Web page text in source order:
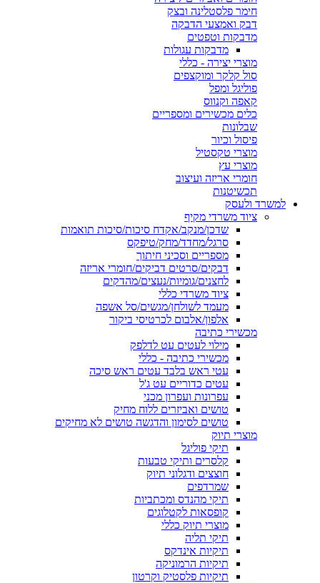
חימר פלסטלינה ובצק
דבק ואמצעי הדבקה
מדבקות וטפטים
מדבקות עגולות
מוצרי יצירה - כללי
סול קלקר ומוקצפים
פוליגל ומפל
קאפה וקנווס
כלים מכשירים ומספריים
שבלונות
פיסול וכיור
מוצרי טקסטיל
מוצרי עץ
חומרי אריזה ועיצוב
תכשיטנות
למשרד ולעסק
ציוד משרדי מקיף
שדכן/מנקב/אקדח סיכות/סיכות תואמות
סרגל/מחדד/מחק/טיפקס
מספריים וסכיני חיתוך
דבקים/סרטים דביקים/חומרי אריזה
לחצנים/גומיות/נעצים/מהדקים
ציוד משרדי כללי
מעמד לשולחן/מגשים/סל אשפה
אלפון/אלבום לכרטיסי ביקור
מכשירי כתיבה
מילוי לעטים עט לדלפק
מכשירי כתיבה - כללי
עטי ראש בלבד עטים ראש סיכה
עטים כדוריים עט ג'ל
עפרונות ועפרון מכני
טושים ואביזרים ללוח מחיק
טושים לסימון והדגשה טושים לא מחיקים
מוצרי תיוק
תיקי פוליגל
קלסרים ותיקי טבעות
חוצצים ודגלוני תיוק
שמרדפים
תיקי מהנדס ומכתביות
קופסאות לקטלוגים
מוצרי תיוק כללי
תיקי תליה
תיקיות אינדקס
תיקיות הרמוניקה
תיקיות פלסטיק וקרטון